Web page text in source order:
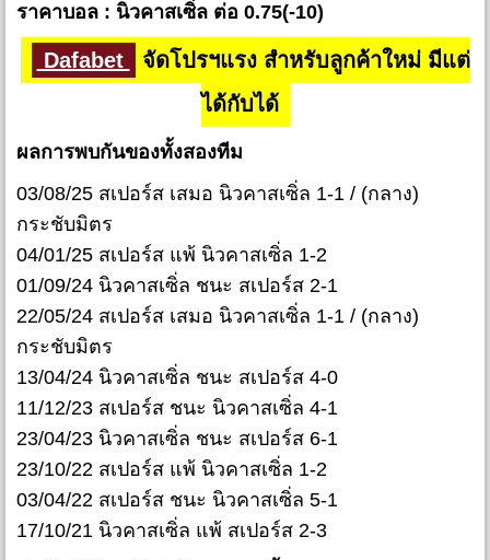
ราคาบอล : นิวคาสเซิ่ล ต่อ 0.75(-10)
Dafabet
จัดโปรฯแรง สำหรับลูกค้าใหม่ มีแต่
ได้กับได้
ผลการพบกันของทั้งสองทีม
03/08/25 สเปอร์ส เสมอ นิวคาสเซิ่ล 1-1 / (กลาง)
กระชับมิตร
04/01/25 สเปอร์ส แพ้ นิวคาสเซิ่ล 1-2
01/09/24 นิวคาสเซิ่ล ชนะ สเปอร์ส 2-1
22/05/24 สเปอร์ส เสมอ นิวคาสเซิ่ล 1-1 / (กลาง)
กระชับมิตร
13/04/24 นิวคาสเซิ่ล ชนะ สเปอร์ส 4-0
11/12/23 สเปอร์ส ชนะ นิวคาสเซิ่ล 4-1
23/04/23 นิวคาสเซิ่ล ชนะ สเปอร์ส 6-1
23/10/22 สเปอร์ส แพ้ นิวคาสเซิ่ล 1-2
03/04/22 สเปอร์ส ชนะ นิวคาสเซิ่ล 5-1
17/10/21 นิวคาสเซิ่ล แพ้ สเปอร์ส 2-3